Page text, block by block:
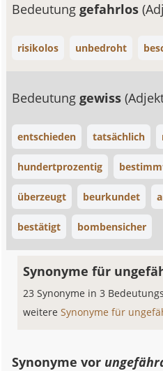
Bedeutunggefahrlos
risikolos unbedroht
Bedeutunggewiss
entschieden tatsächlich
hundertprozentig
überzeugt beurkundet
bestätigt bombensicher
Synonyme für
23 Synonyme in 3
weitereSynonyme für
Synonyme vor